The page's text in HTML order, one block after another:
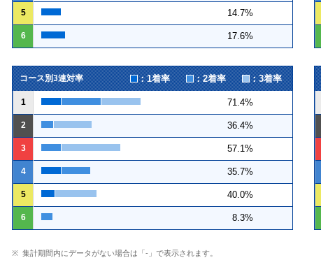
5 14.7%
6 17.6%
コース別3連対率 ：1着率 ：2着率 ：3着率
1 71.4%
2 36.4%
3 57.1%
4 35.7%
5 40.0%
6 8.3%
集計期間内にデータがない場合は「-」で表示されます。